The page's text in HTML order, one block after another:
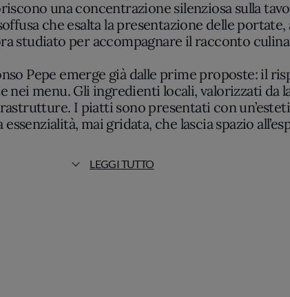
una concentrazione silenziosa sulla
che esalta la presentazione delle
studiato per accompagnare il racconto
Pepe emerge già dalle prime proposte: il
nei menu. Gli ingredienti locali, valorizzati
I piatti sono presentati con
mai gridata, che lascia spazio
e assenza di virtuosismi inutili, si
nella scelta delle tecniche e nelle dosature
LEGGI TUTTO